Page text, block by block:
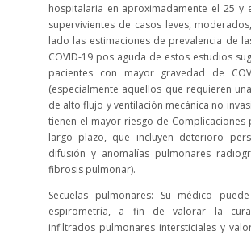
hospitalaria en aproximadamente el 25 y
supervivientes de casos leves,
lado las estimaciones de prevalencia de
COVID-19 pos aguda de estos estudios
pacientes con mayor gravedad de
(especialmente aquellos que requieren
de alto flujo y ventilación mecánica no
tienen el mayor riesgo de Complicaciones
largo plazo, que incluyen deterioro
difusión y anomalías pulmonares
fibrosis pulmonar).
Secuelas pulmonares: Su médico
espirometría, a fin de valorar la
infiltrados pulmonares intersticiales y